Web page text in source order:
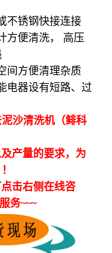
锈钢快接连接
便清洗， 高压
方便清理杂质
器设有短路、过
沙清洗机（鲱科
产量的要求，为
击右侧在线咨
务~~~